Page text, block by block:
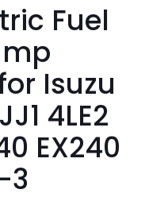
Fuel
Isuzu
4LE2
EX240
3